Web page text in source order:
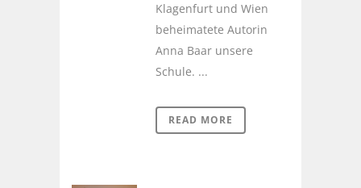
Klagenfurt und Wien
beheimatete Autorin
Anna Baar unsere
Schule. ...
READ MORE